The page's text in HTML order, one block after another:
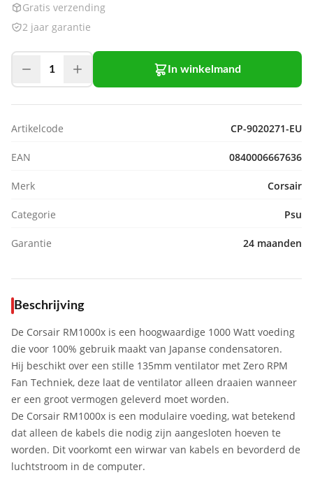
Gratis verzending
2 jaar garantie
1 In winkelmand
Artikelcode CP-9020271-EU
EAN 0840006667636
Merk Corsair
Categorie Psu
Garantie 24 maanden
Beschrijving
De Corsair RM1000x is een hoogwaardige 1000 Watt voeding
die voor 100% gebruik maakt van Japanse condensatoren.
Hij beschikt over een stille 135mm ventilator met Zero RPM
Fan Techniek, deze laat de ventilator alleen draaien wanneer
er een groot vermogen geleverd moet worden.
De Corsair RM1000x is een modulaire voeding, wat betekend
dat alleen de kabels die nodig zijn aangesloten hoeven te
worden. Dit voorkomt een wirwar van kabels en bevorderd de
luchtstroom in de computer.